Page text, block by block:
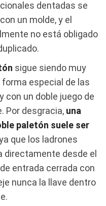
dentadas se
un molde, y el
no está obligado
sigue siendo muy
especial de las
con un doble juego de
Por desgracia, una
paletón suele ser
que los ladrones
directamente desde el
entrada cerrada con
nunca la llave dentro